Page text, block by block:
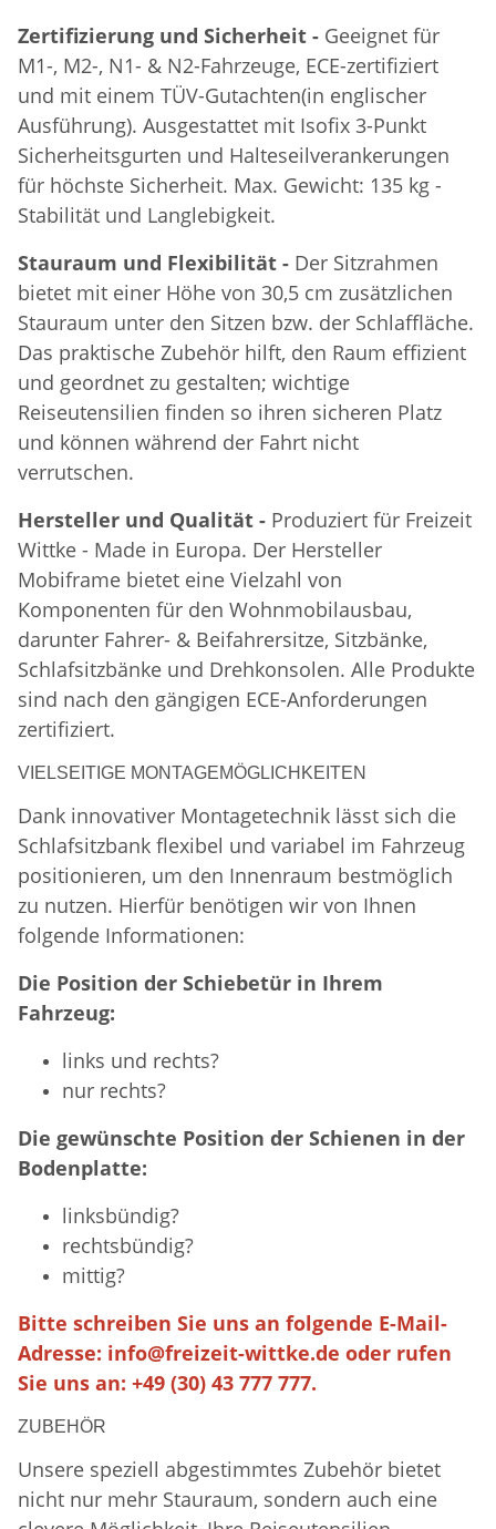
Zertifizierung und Sicherheit - Geeignet für
M1-, M2-, N1- & N2-Fahrzeuge, ECE-zertifiziert
und mit einem TÜV-Gutachten(in englischer
Ausführung). Ausgestattet mit Isofix 3-Punkt
Sicherheitsgurten und Halteseilverankerungen
für höchste Sicherheit. Max. Gewicht: 135 kg -
Stabilität und Langlebigkeit.
Stauraum und Flexibilität - Der Sitzrahmen
bietet mit einer Höhe von 30,5 cm zusätzlichen
Stauraum unter den Sitzen bzw. der Schlaffläche.
Das praktische Zubehör hilft, den Raum effizient
und geordnet zu gestalten; wichtige
Reiseutensilien finden so ihren sicheren Platz
und können während der Fahrt nicht
verrutschen.
Hersteller und Qualität - Produziert für Freizeit
Wittke - Made in Europa. Der Hersteller
Mobiframe bietet eine Vielzahl von
Komponenten für den Wohnmobilausbau,
darunter Fahrer- & Beifahrersitze, Sitzbänke,
Schlafsitzbänke und Drehkonsolen. Alle Produkte
sind nach den gängigen ECE-Anforderungen
zertifiziert.
VIELSEITIGE MONTAGEMÖGLICHKEITEN
Dank innovativer Montagetechnik lässt sich die
Schlafsitzbank flexibel und variabel im Fahrzeug
positionieren, um den Innenraum bestmöglich
zu nutzen. Hierfür benötigen wir von Ihnen
folgende Informationen:
Die Position der Schiebetür in Ihrem
Fahrzeug:
links und rechts?
nur rechts?
Die gewünschte Position der Schienen in der
Bodenplatte:
linksbündig?
rechtsbündig?
mittig?
Bitte schreiben Sie uns an folgende E-Mail-
Adresse: info@freizeit-wittke.de oder rufen
Sie uns an: +49 (30) 43 777 777.
ZUBEHÖR
Unsere speziell abgestimmtes Zubehör bietet
nicht nur mehr Stauraum, sondern auch eine